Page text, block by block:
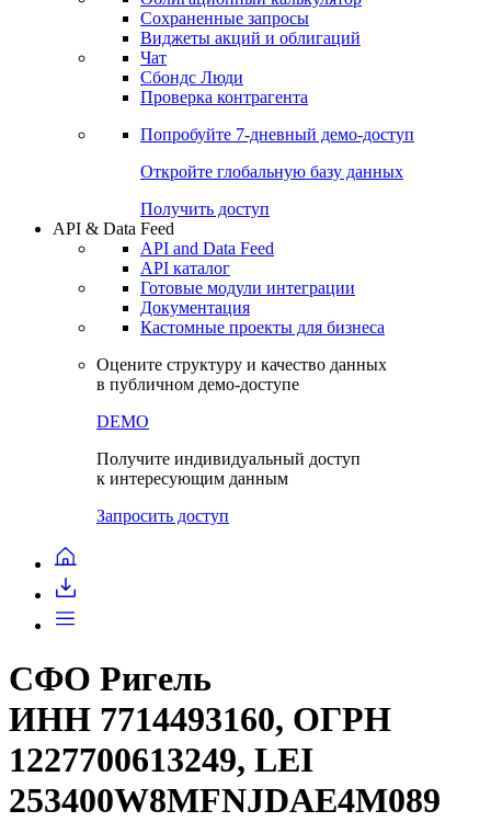
Сохраненные запросы
Виджеты акций и облигаций
Чат
Сбондс Люди
Проверка контрагента
Попробуйте 7-дневный демо-доступ
Откройте глобальную базу данных
Получить доступ
API & Data Feed
API and Data Feed
API каталог
Готовые модули интеграции
Документация
Кастомные проекты для бизнеса
Оцените структуру и качество данных
в публичном демо-доступе
DEMO
Получите индивидуальный доступ
к интересующим данным
Запросить доступ
СФО Ригель
ИНН 7714493160, ОГРН
1227700613249, LEI
253400W8MFNJDAE4M089